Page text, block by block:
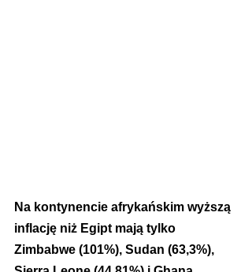
Na kontynencie afrykańskim wyższą
inflację niż Egipt mają tylko
Zimbabwe (101%), Sudan (63,3%),